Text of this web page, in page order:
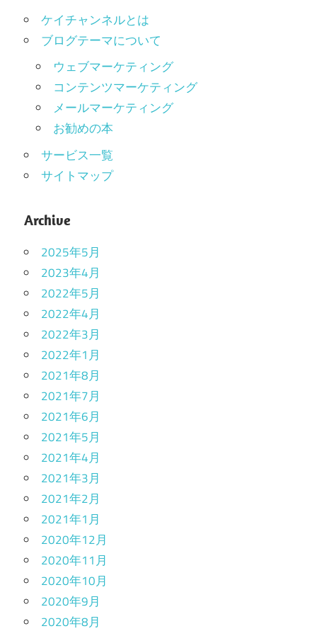
ケイチャンネルとは
ブログテーマについて
ウェブマーケティング
コンテンツマーケティング
メールマーケティング
お勧めの本
サービス一覧
サイトマップ
Archive
2025年5月
2023年4月
2022年5月
2022年4月
2022年3月
2022年1月
2021年8月
2021年7月
2021年6月
2021年5月
2021年4月
2021年3月
2021年2月
2021年1月
2020年12月
2020年11月
2020年10月
2020年9月
2020年8月